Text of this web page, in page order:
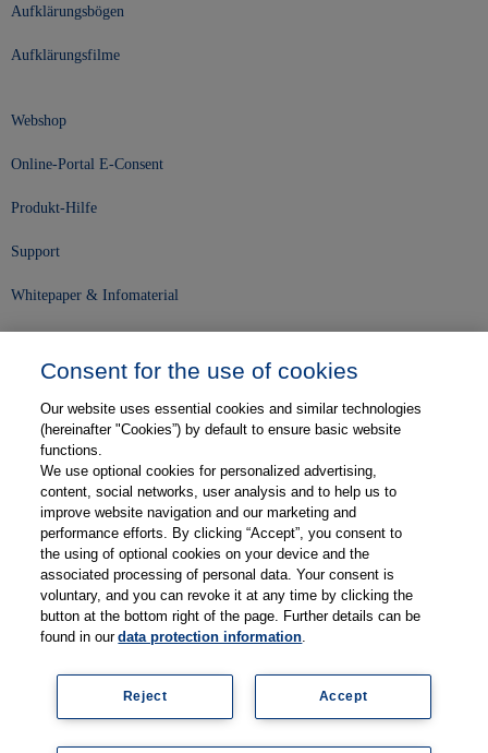
Aufklärungsbögen
Aufklärungsfilme
Webshop
Online-Portal E-Consent
Produkt-Hilfe
Support
Whitepaper & Infomaterial
Karriere
Kontakt
Web-Semniare
Anwenderberichte
Partner
Impressum Datenschutz Kontakt AGB
Consent for the use of cookies
Our website uses essential cookies and similar technologies
(hereinafter "Cookies”) by default to ensure basic website
functions.
We use optional cookies for personalized advertising,
content, social networks, user analysis and to help us to
improve website navigation and our marketing and
performance efforts. By clicking “Accept”, you consent to
the using of optional cookies on your device and the
associated processing of personal data. Your consent is
voluntary, and you can revoke it at any time by clicking the
button at the bottom right of the page. Further details can be
found in ourdata protection information.
Accept
Reject